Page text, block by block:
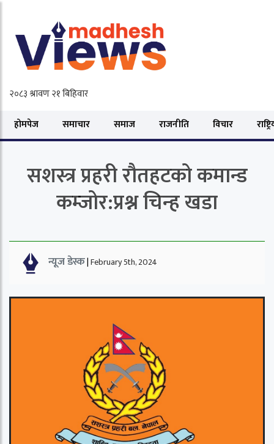
होमपेज समाचार समाज राजनीति विचार
सशस्त्र प्रहरी रौतहटको कमान्ड
कम्जोर:प्रश्न चिन्ह खडा
न्यूज डेस्क|February 5th, 2024